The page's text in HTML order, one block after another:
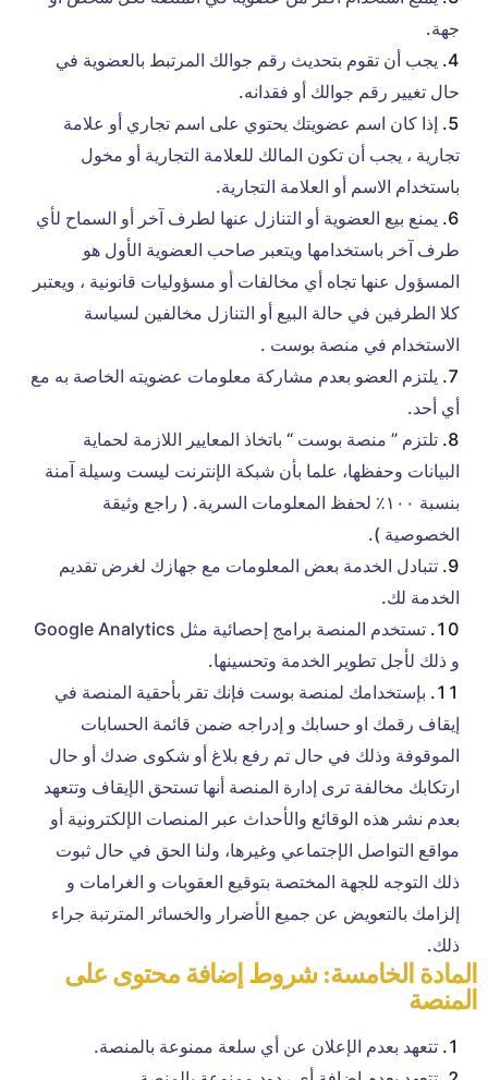
جهة.
يجب أن تقوم بتحديث رقم جوالك المرتبط بالعضوية في
حال تغيير رقم جوالك أو فقدانه.
إذا كان اسم عضويتك يحتوي على اسم تجاري أو علامة
تجارية ، يجب أن تكون المالك للعلامة التجارية أو مخول
باستخدام الاسم أو العلامة التجارية.
يمنع بيع العضوية أو التنازل عنها لطرف آخر أو السماح لأي
طرف آخر باستخدامها ويتعبر صاحب العضوية الأول هو
المسؤول عنها تجاه أي مخالفات أو مسؤوليات قانونية ، ويعتبر
كلا الطرفين في حالة البيع أو التنازل مخالفين لسياسة
الاستخدام في منصة بوست .
يلتزم العضو بعدم مشاركة معلومات عضويته الخاصة به مع
أي أحد.
تلتزم ” منصة بوست “ باتخاذ المعايير اللازمة لحماية
البيانات وحفظها، علما بأن شبكة الإنترنت ليست وسيلة آمنة
بنسبة ١٠٠٪ لحفظ المعلومات السرية. ( راجع وثيقة
الخصوصية ).
تتبادل الخدمة بعض المعلومات مع جهازك لغرض تقديم
الخدمة لك.
تستخدم المنصة برامج إحصائية مثل Google Analytics
و ذلك لأجل تطوير الخدمة وتحسينها.
بإستخدامك لمنصة بوست فإنك تقر بأحقية المنصة في
إيقاف رقمك او حسابك و إدراجه ضمن قائمة الحسابات
الموقوفة وذلك في حال تم رفع بلاغ أو شكوى ضدك أو حال
ارتكابك مخالفة ترى إدارة المنصة أنها تستحق الإيقاف وتتعهد
بعدم نشر هذه الوقائع والأحداث عبر المنصات الإلكترونية أو
مواقع التواصل الإجتماعي وغيرها، ولنا الحق في حال ثبوت
ذلك التوجه للجهة المختصة بتوقيع العقوبات و الغرامات و
إلزامك بالتعويض عن جميع الأضرار والخسائر المترتبة جراء
ذلك.
المادة الخامسة: شروط إضافة محتوى على
المنصة
تتعهد بعدم الإعلان عن أي سلعة ممنوعة بالمنصة.